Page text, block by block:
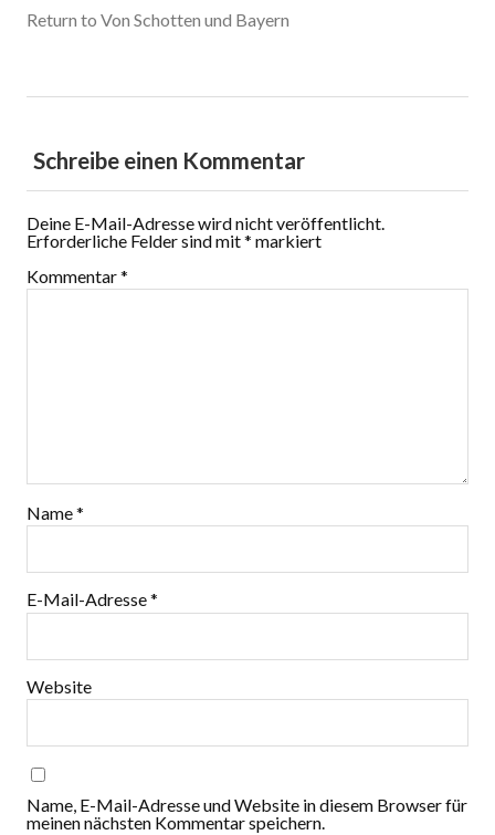
Return to Von Schotten und Bayern
Schreibe einen Kommentar
Deine E-Mail-Adresse wird nicht veröffentlicht.
Erforderliche Felder sind mit* markiert
Kommentar*
Name*
E-Mail-Adresse*
Website
Name, E-Mail-Adresse und Website in diesem Browser für
meinen nächsten Kommentar speichern.